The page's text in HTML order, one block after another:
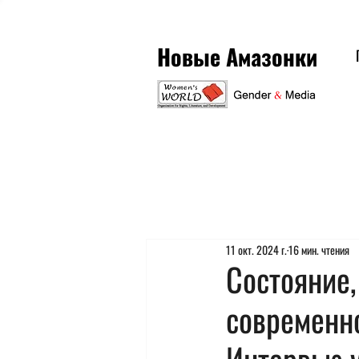
Новые Амазонки
11 окт. 2024 г.16 мин. чтения